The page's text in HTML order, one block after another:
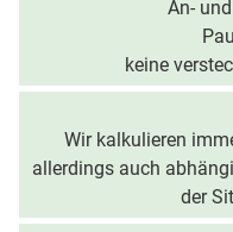
An-
keine
Wir kalkulieren
allerdings auch
der